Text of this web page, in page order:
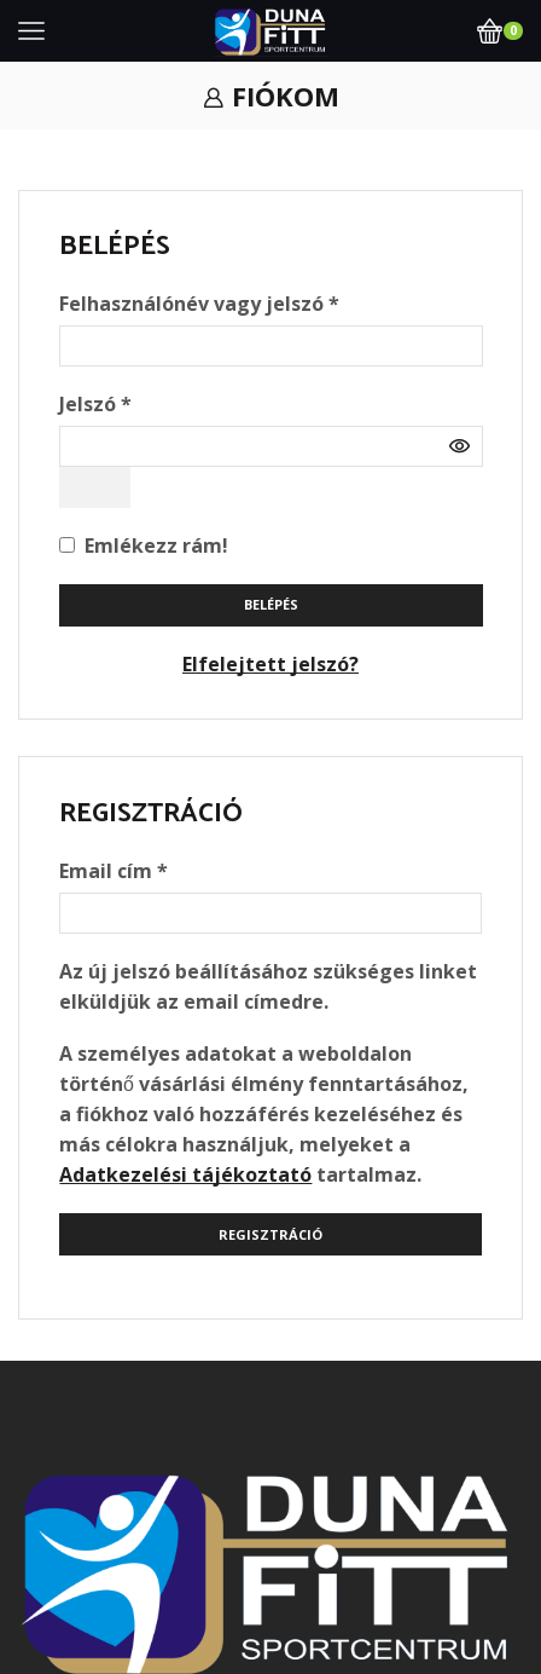
0
FIÓKOM
BELÉPÉS
Felhasználónév vagy jelszó*Required
Jelszó*Required
Emlékezz rám!
BELÉPÉS
Elfelejtett jelszó?
REGISZTRÁCIÓ
Email cím*Required
Az új jelszó beállításához szükséges linket
elküldjük az email címedre.
A személyes adatokat a weboldalon
történő vásárlási élmény fenntartásához,
a fiókhoz való hozzáférés kezeléséhez és
más célokra használjuk, melyeket a
Adatkezelési tájékoztató tartalmaz.
REGISZTRÁCIÓ